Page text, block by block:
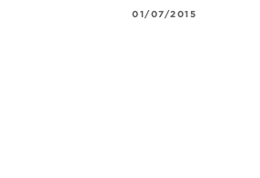
01/07/2015